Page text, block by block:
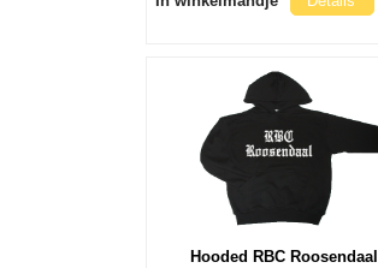
Hooded RBC Roosendaal